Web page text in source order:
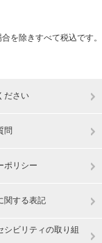
を除きすべて税込です。
ださい
問
ポリシー
関する表記
シビリティの取り組